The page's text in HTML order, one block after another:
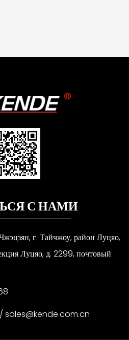
С НАМИ
г. Тайчжоу, район Луцяо,
Луцяо, д. 2299, почтовый
/ sales@kende.com.cn